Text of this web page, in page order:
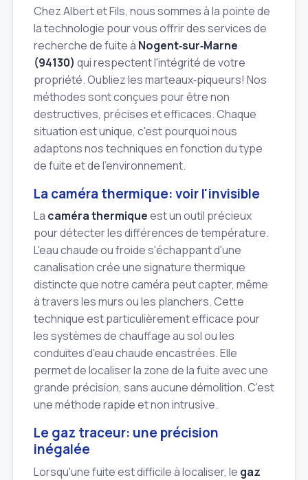
Chez Albert et Fils, nous sommes à la pointe de
la technologie pour vous offrir des services de
recherche de fuite à Nogent‑sur‑Marne
(94130) qui respectent l'intégrité de votre
propriété. Oubliez les marteaux‑piqueurs! Nos
méthodes sont conçues pour être non
destructives, précises et efficaces. Chaque
situation est unique, c'est pourquoi nous
adaptons nos techniques en fonction du type
de fuite et de l'environnement.
La caméra thermique: voir l'invisible
La caméra thermiqueest un outil précieux
pour détecter les différences de température.
L'eau chaude ou froide s'échappant d'une
canalisation crée une signature thermique
distincte que notre caméra peut capter, même
à travers les murs ou les planchers. Cette
technique est particulièrement efficace pour
les systèmes de chauffage au sol ou les
conduites d'eau chaude encastrées. Elle
permet de localiser la zone de la fuite avec une
grande précision, sans aucune démolition. C'est
une méthode rapide et non intrusive.
Le gaz traceur: une précision
inégalée
Lorsqu'une fuite est difficile à localiser, le gaz